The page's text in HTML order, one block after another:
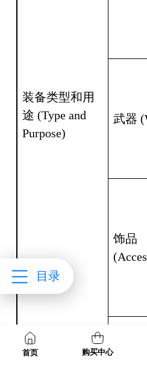
目录
装备类型和用
途 (Type and
Purpose)
武器
饰品
护具
首页 购买中心